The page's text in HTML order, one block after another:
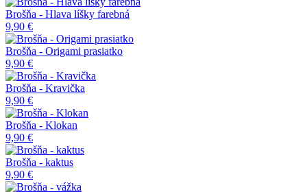
Brošňa - Hlava líšky farebná
9,90 €
Brošňa - Origami prasiatko
9,90 €
Brošňa - Kravička
9,90 €
Brošňa - Klokan
9,90 €
Brošňa - kaktus
9,90 €